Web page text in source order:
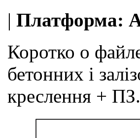
| Платформа:
Коротко о
бетонних і
креслення + ПЗ.